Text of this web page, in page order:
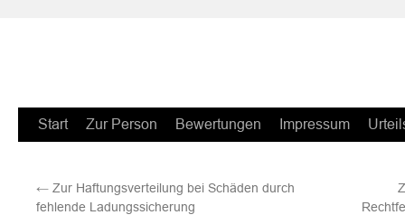
Zum
springen
Start Zur Person Bewertungen Impressum
← Zur Haftungsverteilung bei Schäden durch
fehlende Ladungssicherung